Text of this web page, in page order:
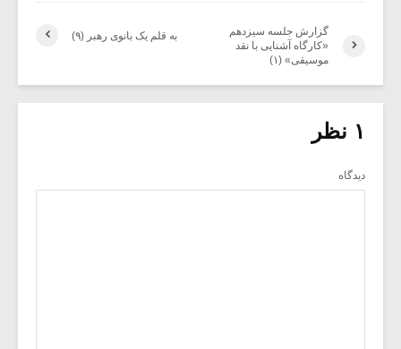
به قلم یک بانوی رهبر (۹)
گزارش جلسه سیزدهم
«کارگاه آشنایی با نقد
موسیقی» (۱)
۱ نظر
دیدگاه